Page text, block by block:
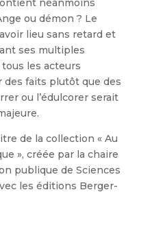
néanmoins
ou démon ? Le
lieu sans retard et
ses multiples
les acteurs
faits plutôt que des
ou l’édulcorer serait
de la collection « Au
», créée par la chaire
publique de Sciences
les éditions Berger-